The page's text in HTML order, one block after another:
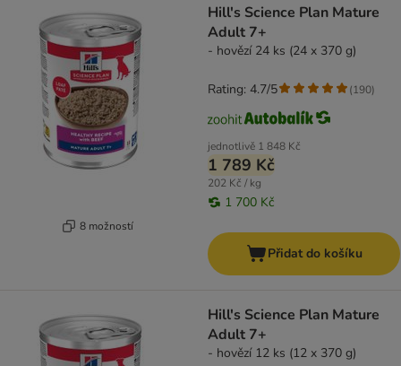
8 možností
Hill's Science Plan Mature
Adult 7+
- hovězí 24 ks (24 x 370 g)
jednotlivě 1 848 Kč
1 789 Kč
202 Kč / kg
1 700 Kč
Rating: 4.7/5 (190)
Přidat do košíku
Hill's Science Plan Mature
Adult 7+
- hovězí 12 ks (12 x 370 g)